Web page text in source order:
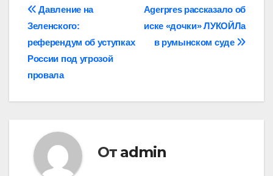
Навигация
по
записям
Agerpres рассказало об
иске «дочки» ЛУКОЙЛа
в румынском суде
Давление на
Зеленского:
референдум об уступках
России под угрозой
провала
От admin